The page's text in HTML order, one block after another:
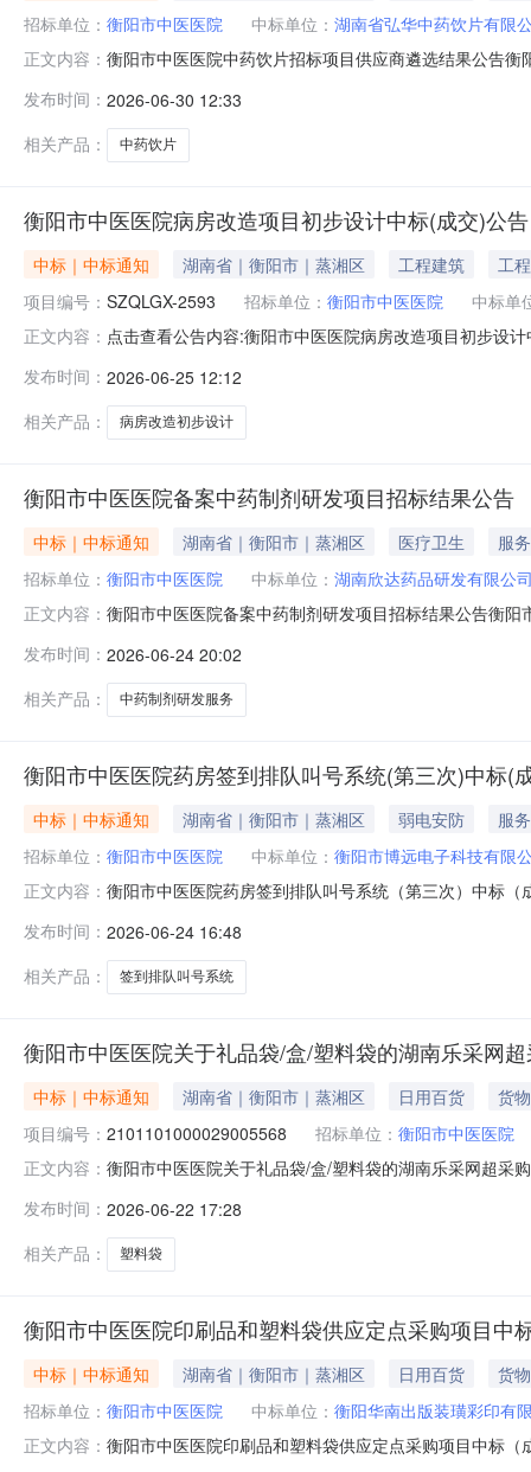
招标单位： 衡阳市中医医院 中标单位： 湖南省弘华中药饮片有限
正文内容： 衡阳市中医医院中药饮片招标项目供应商遴选结果公告
中药饮片供应商见招标文件12二、投标企业来源投标企
表排序中标供应商综合得分第一名湖南省弘
发布时间： 2026-06-30 12:33
相关产品：
中药饮片
衡阳市中医医院病房改造项目初步设计中标(成交)公告
中标｜中标通知 湖南省｜衡阳市｜蒸湘区 工程建筑
工程
项目编号： SZQLGX-2593 招标单位： 衡阳市中医医院
中标单
正文内容： 点击查看公告内容:衡阳市中医医院病房改造项目初步设
发布时间： 2026-06-25 12:12
相关产品：
病房改造初步设计
衡阳市中医医院备案中药制剂研发项目招标结果公告
中标｜中标通知 湖南省｜衡阳市｜蒸湘区 医疗卫生
服务
招标单位： 衡阳市中医医院 中标单位： 湖南欣达药品研发有限公
正文内容： 衡阳市中医医院备案中药制剂研发项目招标结果公告衡
应商来源邀请供应商的情况供应商产生方式：（√）公告
果湖南欣达药品研发有限公司审核通过审
发布时间： 2026-06-24 20:02
相关产品：
中药制剂研发服务
衡阳市中医医院药房签到排队叫号系统(第三次)中标(
中标｜中标通知 湖南省｜衡阳市｜蒸湘区 弱电安防
服务
招标单位： 衡阳市中医医院 中标单位： 衡阳市博远电子科技有限
正文内容： 衡阳市中医医院药房签到排队叫号系统（第三次）中标
预算金额：150000.00元二、供应商来源竞争性谈判邀
湖南优影电子科技有限公
发布时间： 2026-06-24 16:48
相关产品：
签到排队叫号系统
衡阳市中医医院关于礼品袋/盒/塑料袋的湖南乐采网
中标｜中标通知 湖南省｜衡阳市｜蒸湘区 日用百货
货物
项目编号： 2101101000029005568 招标单位： 衡阳市中医医院
正文内容： 衡阳市中医医院关于礼品袋/盒/塑料袋的湖南乐采网超采
购单位信息采购单位名称：衡阳市中医医院采购单位地
发布时间： 2026-06-22 17:28
相关产品：
塑料袋
衡阳市中医医院印刷品和塑料袋供应定点采购项目中
中标｜中标通知 湖南省｜衡阳市｜蒸湘区 日用百货
货物
招标单位： 衡阳市中医医院 中标单位： 衡阳华南出版装璜彩印有
正文内容： 衡阳市中医医院印刷品和塑料袋供应定点采购项目中标